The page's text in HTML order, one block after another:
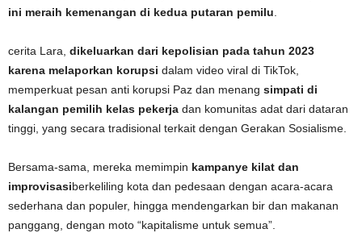
ini meraih kemenangan di kedua putaran pemilu
cerita Lara, dikeluarkan dari kepolisian pada tahun 2023
karena melaporkan korupsi dalam video viral di TikTok,
memperkuat pesan anti korupsi Paz dan menang simpati di
kalangan pemilih kelas pekerja dan komunitas adat dari dataran
tinggi, yang secara tradisional terkait dengan Gerakan Sosialisme.
Bersama-sama, mereka memimpin kampanye kilat dan
improvisasiberkeliling kota dan pedesaan dengan acara-acara
sederhana dan populer, hingga mendengarkan bir dan makanan
panggang, dengan moto “kapitalisme untuk semua”.